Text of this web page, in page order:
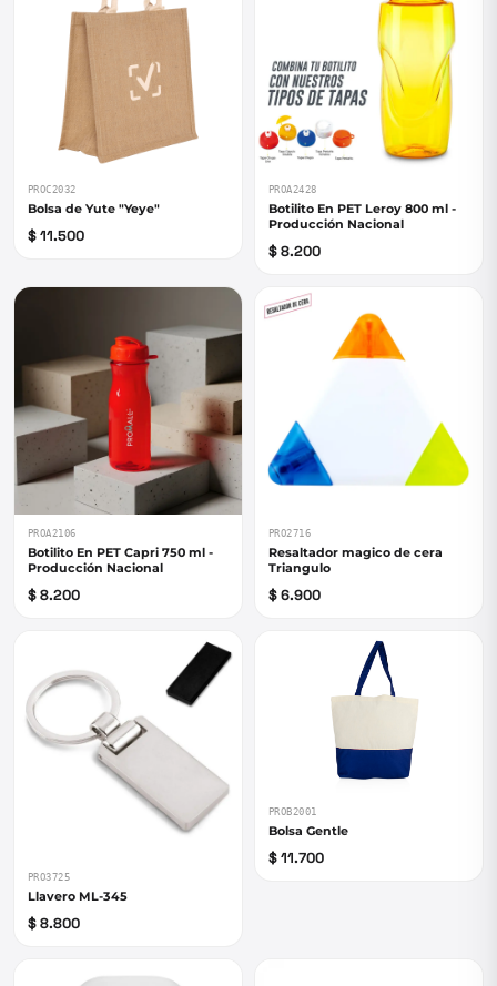
PROC2032
Bolsa de Yute "Yeye"
$ 11.500
PROA2428
Botilito En PET Leroy 800 ml -
Producción Nacional
$ 8.200
PROA2106
Botilito En PET Capri 750 ml -
Producción Nacional
$ 8.200
PRO2716
Resaltador magico de cera
Triangulo
$ 6.900
PRO3725
Llavero ML-345
$ 8.800
PROB2001
Bolsa Gentle
$ 11.700